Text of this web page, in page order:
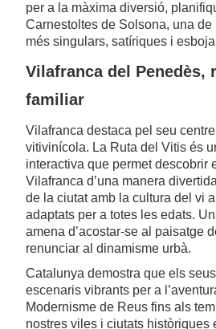
per a la màxima diversió,
Carnestoltes de Solsona, una
més singulars, satíriques i
Vilafranca del Penedès,
familiar
Vilafranca destaca pel seu
vitivinícola. La Ruta del Vitis és
interactiva que permet descobrir
Vilafranca d’una manera
de la ciutat amb la cultura del vi
adaptats per a totes les edats.
amena d’acostar-se al paisatge
renunciar al dinamisme urbà.
Catalunya demostra que els
escenaris vibrants per a
Modernisme de Reus fins als
nostres viles i ciutats històriques